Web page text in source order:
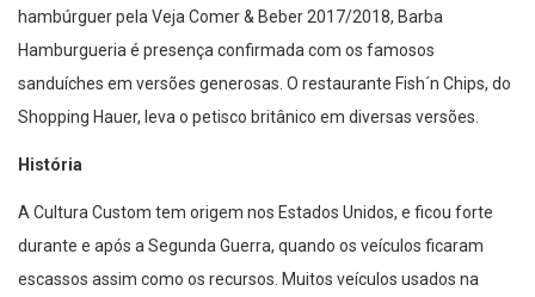
hambúrguer pela Veja Comer & Beber 2017/2018, Barba
Hamburgueria é presença confirmada com os famosos
sanduíches em versões generosas. O restaurante Fish´n Chips, do
Shopping Hauer, leva o petisco britânico em diversas versões.
História
A Cultura Custom tem origem nos Estados Unidos, e ficou forte
durante e após a Segunda Guerra, quando os veículos ficaram
escassos assim como os recursos. Muitos veículos usados na